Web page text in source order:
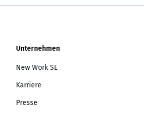
Unternehmen
New Work SE
Karriere
Presse